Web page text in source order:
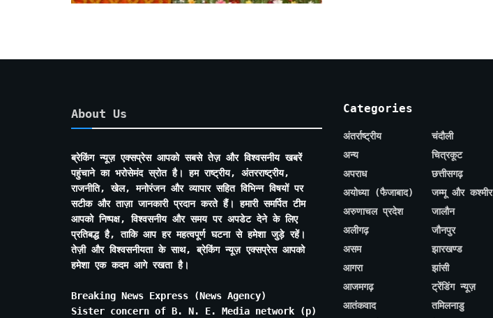
About Us
ब्रेकिंग न्यूज़ एक्सप्रेस आपको सबसे तेज़ और विश्वसनीय खबरें
पहुंचाने का भरोसेमंद स्रोत है। हम राष्ट्रीय, अंतरराष्ट्रीय,
राजनीति, खेल, मनोरंजन और व्यापार सहित विभिन्न विषयों पर
सटीक और ताज़ा जानकारी प्रदान करते हैं। हमारी समर्पित टीम
आपको निष्पक्ष, विश्वसनीय और समय पर अपडेट देने के लिए
प्रतिबद्ध है, ताकि आप हर महत्वपूर्ण घटना से हमेशा जुड़े रहें।
तेज़ी और विश्वसनीयता के साथ, ब्रेकिंग न्यूज़ एक्सप्रेस आपको
हमेशा एक कदम आगे रखता है।
Breaking News Express (News Agency)
Sister concern of B. N. E. Media network (p)
Categories
अंतर्राष्ट्रीय
अन्य
अपराध
अयोध्या (फैजाबाद)
अरुणाचल प्रदेश
अलीगढ़
असम
आगरा
आजमगढ़
आतंकवाद
चंदौली
चित्रकूट
छत्तीसगढ़
जम्मू और कश्मीर
जालौन
जौनपुर
झारखण्ड
झांसी
ट्रेंडिंग न्यूज़
तमिलनाडु